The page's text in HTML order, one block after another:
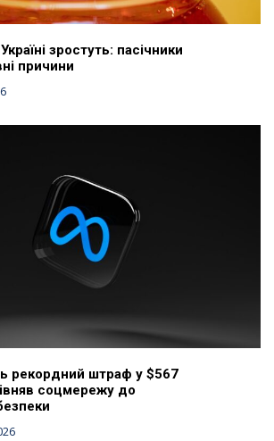
зростуть: пасічники
причини
рекордний штраф у $567
соцмережу до